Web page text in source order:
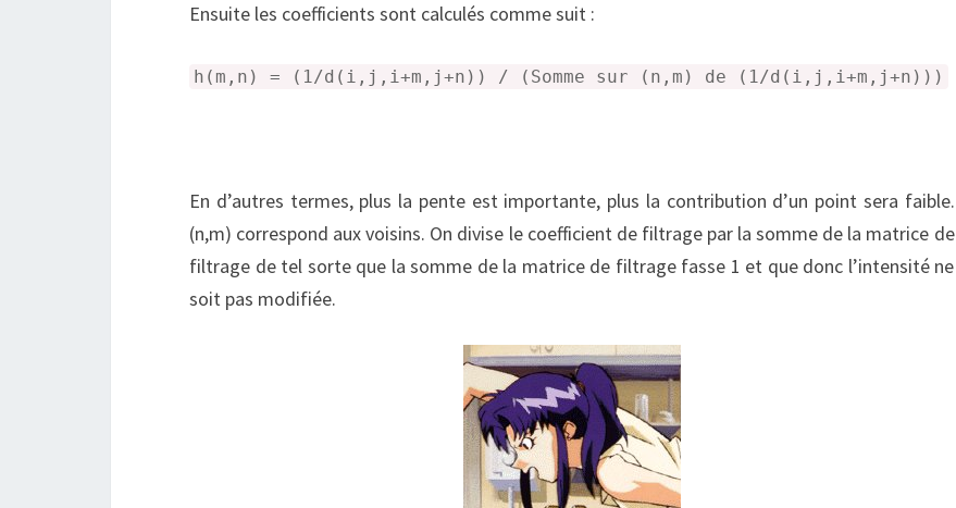
Ensuite les coefficients sont calculés comme suit :
h(m,n) = (1/d(i,j,i+m,j+n)) / (Somme sur (n,m) de (1/d(i,j,i+m,j+n)))
En d’autres termes, plus la pente est importante, plus la contribution d’un point sera faible.
(n,m) correspond aux voisins. On divise le coefficient de filtrage par la somme de la matrice de
filtrage de tel sorte que la somme de la matrice de filtrage fasse 1 et que donc l’intensité ne
soit pas modifiée.